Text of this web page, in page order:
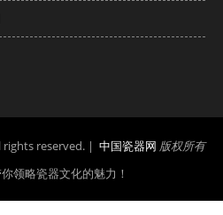
reserved. | 中国瓷器网 版权所有
领略瓷器文化的魅力！